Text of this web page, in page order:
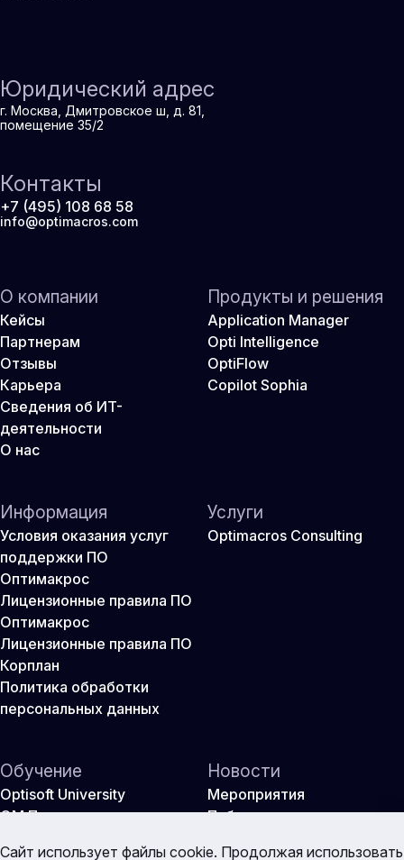
Сайт использует файлы cookie. Продолжая использовать
Юридический адрес
г. Москва, Дмитровское ш, д. 81,
помещение 35/2
Контакты
+7 (495) 108 68 58
info@optimacros.com
О компании
Кейсы
Партнерам
Отзывы
Карьера
Сведения об ИТ-
деятельности
О нас
Продукты и решения
Application Manager
Opti Intelligence
OptiFlow
Copilot Sophia
Информация
Условия оказания услуг
поддержки ПО
Оптимакрос
Лицензионные правила ПО
Оптимакрос
Лицензионные правила ПО
Корплан
Политика обработки
персональных данных
Услуги
Optimacros Consulting
Обучение
Optisoft University
ОМ Практикум
Новости
Мероприятия
Публикации